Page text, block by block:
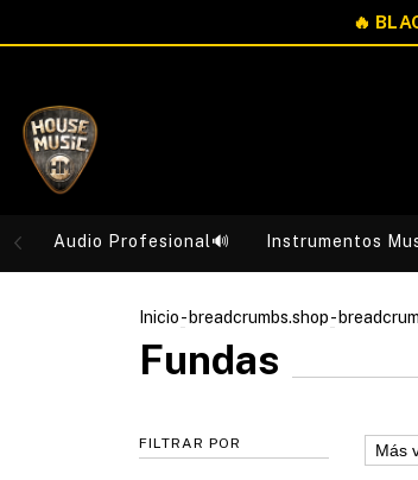
Audio Profesional🔊 Instrumentos
Inicio- breadcrumbs.shop-
Fundas
FILTRAR POR